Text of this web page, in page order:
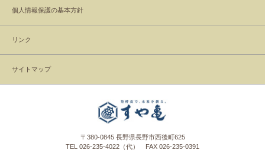
個人情報保護の基本方針
リンク
サイトマップ
〒380-0845 長野県長野市西後町625
TEL 026-235-4022 （代） FAX 026-235-0391